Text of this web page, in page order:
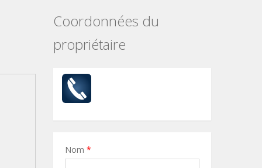
Coordonnées du
propriétaire
Nom *